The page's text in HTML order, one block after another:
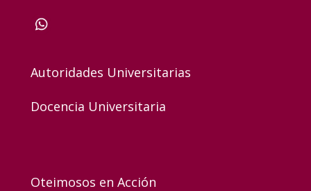
Autoridades Universitarias
Docencia Universitaria
Oteimosos en Acción